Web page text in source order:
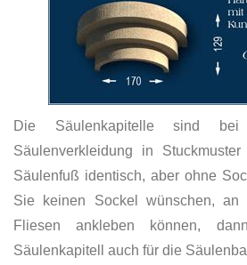
Die Säulenkapitelle sind bei
Säulenverkleidung in
Säulenfuß identisch, aber ohne
Sie keinen Sockel wünschen, an
Fliesen ankleben können,
Säulenkapitell auch für die